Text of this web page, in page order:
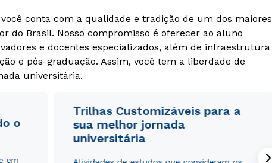
conta com a qualidade e tradição de um dos maiores
do Brasil. Nosso compromisso é oferecer ao aluno
e docentes especializados, além de infraestrutura
e pós-graduação. Assim, você tem a liberdade de
universitária.
o
em
Trilhas Customizáveis para a
sua melhor jornada
universitária